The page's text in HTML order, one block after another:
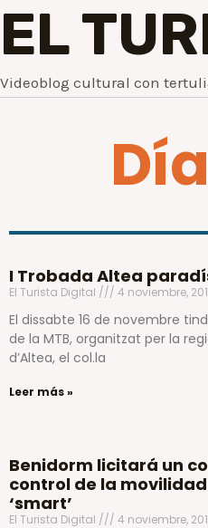
EL
Videoblog cultural con
I Trobada Altea
El Turista Digital 4 noviembre,
El dissabte 16 de novembre
de la MTB, organitzat per la
d’Altea, el col.la
Leer más »
Benidorm licitará un
control de la
‘smart’
El Turista Digital 4 noviembre,